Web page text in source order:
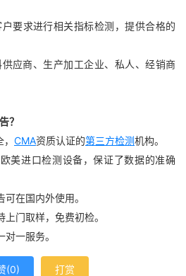
户要求进行相关指标检测，提供合格的
应商、生产加工企业、私人、经销商
？
CMA资质认证的第三方检测机构。
美进口检测设备，保证了数据的准确
在国内外使用。
门取样，免费初检。
一服务。
(0) 打赏